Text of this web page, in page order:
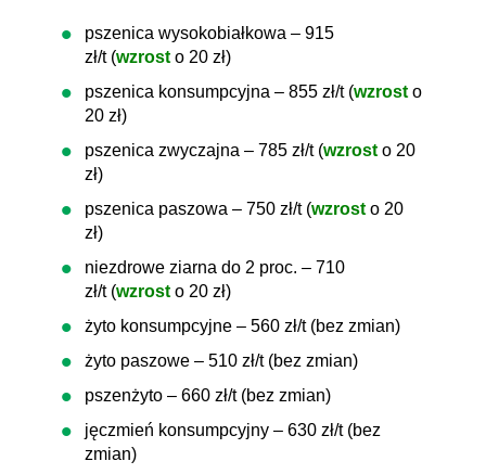
pszenica wysokobiałkowa – 915
zł/t (wzrost o 20 zł)
pszenica konsumpcyjna – 855 zł/t (wzrost o
20 zł)
pszenica zwyczajna – 785 zł/t (wzrost o 20
zł)
pszenica paszowa – 750 zł/t (wzrost o 20
zł)
niezdrowe ziarna do 2 proc. – 710
zł/t (wzrost o 20 zł)
żyto konsumpcyjne – 560 zł/t (bez zmian)
żyto paszowe – 510 zł/t (bez zmian)
pszenżyto – 660 zł/t (bez zmian)
jęczmień konsumpcyjny – 630 zł/t (bez
zmian)